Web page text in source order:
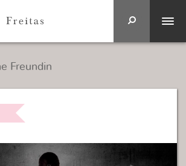
Freundin